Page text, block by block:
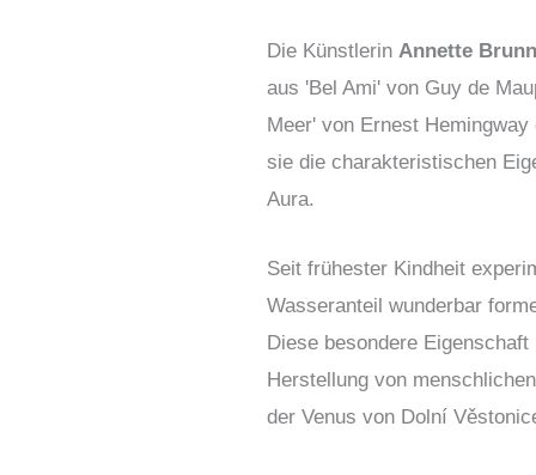
Die Künstlerin Annette
aus 'Bel Ami' von Guy de
Meer' von Ernest
sie die charakteristischen
Aura.
Seit frühester Kindheit
Wasseranteil wunderbar
Diese besondere
Herstellung von
der Venus von Dolní